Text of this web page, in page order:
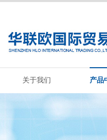
关于我们 产品